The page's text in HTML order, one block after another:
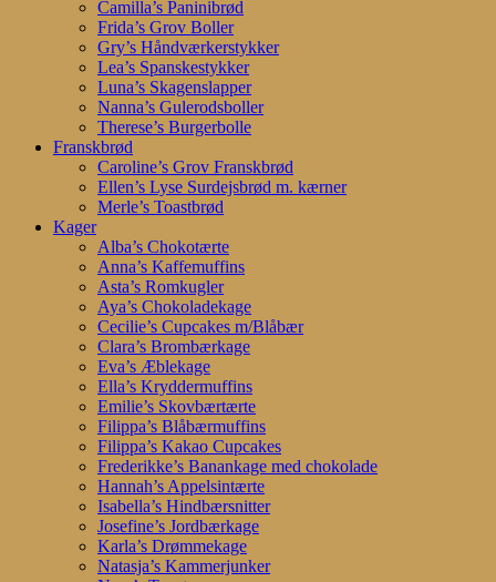
Camilla’s Paninibrød
Frida’s Grov Boller
Gry’s Håndværkerstykker
Lea’s Spanskestykker
Luna’s Skagenslapper
Nanna’s Gulerodsboller
Therese’s Burgerbolle
Franskbrød
Caroline’s Grov Franskbrød
Ellen’s Lyse Surdejsbrød m. kærner
Merle’s Toastbrød
Kager
Alba’s Chokotærte
Anna’s Kaffemuffins
Asta’s Romkugler
Aya’s Chokoladekage
Cecilie’s Cupcakes m/Blåbær
Clara’s Brombærkage
Eva’s Æblekage
Ella’s Kryddermuffins
Emilie’s Skovbærtærte
Filippa’s Blåbærmuffins
Filippa’s Kakao Cupcakes
Frederikke’s Banankage med chokolade
Hannah’s Appelsintærte
Isabella’s Hindbærsnitter
Josefine’s Jordbærkage
Karla’s Drømmekage
Natasja’s Kammerjunker